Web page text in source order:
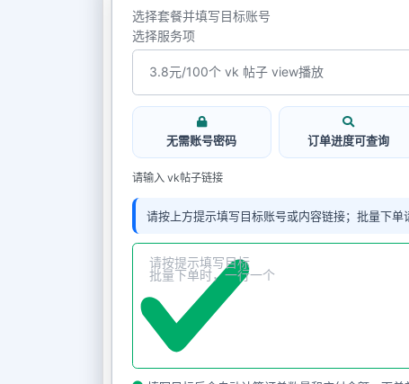
选择套餐并填写目标账号
选择服务项
无需账号密码 订单进度可查询
请输入 vk帖子链接
请按上方提示填写目标账号或内容链接；批量下单